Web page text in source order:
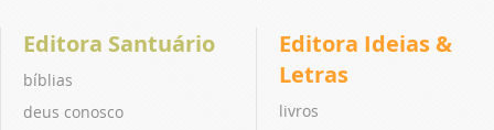
Editora Santuário
bíblias
deus conosco
Editora Ideias &
Letras
livros